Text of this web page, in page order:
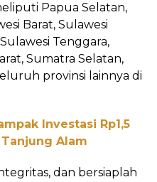
Papua Selatan,
Barat, Sulawesi
Tenggara,
Sumatra Selatan,
provinsi lainnya di
Investasi Rp1,5
Alam
dan bersiaplah